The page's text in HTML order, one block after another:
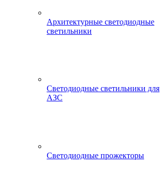
Архитектурные светодиодные
светильники
Светодиодные светильники для
АЗС
Светодиодные прожекторы